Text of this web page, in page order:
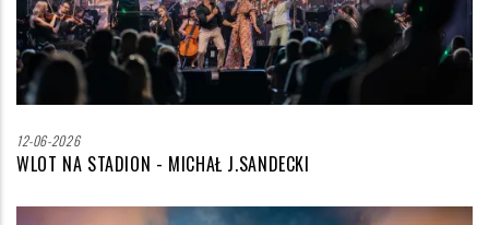
12-06-2026
WLOT NA STADION - MICHAŁ J.SANDECKI